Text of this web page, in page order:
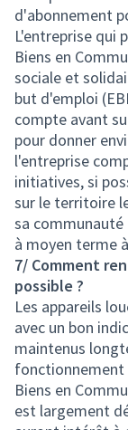
d'abonnement
L'entreprise qui
Biens en
sociale et
but d'emploi
compte avant
pour donner
l'entreprise
initiatives, si
sur le territoire
sa
à moyen terme
7/ Comment
possible ?
Les appareils
avec un bon
maintenus
fonctionnement
Biens en
est largement